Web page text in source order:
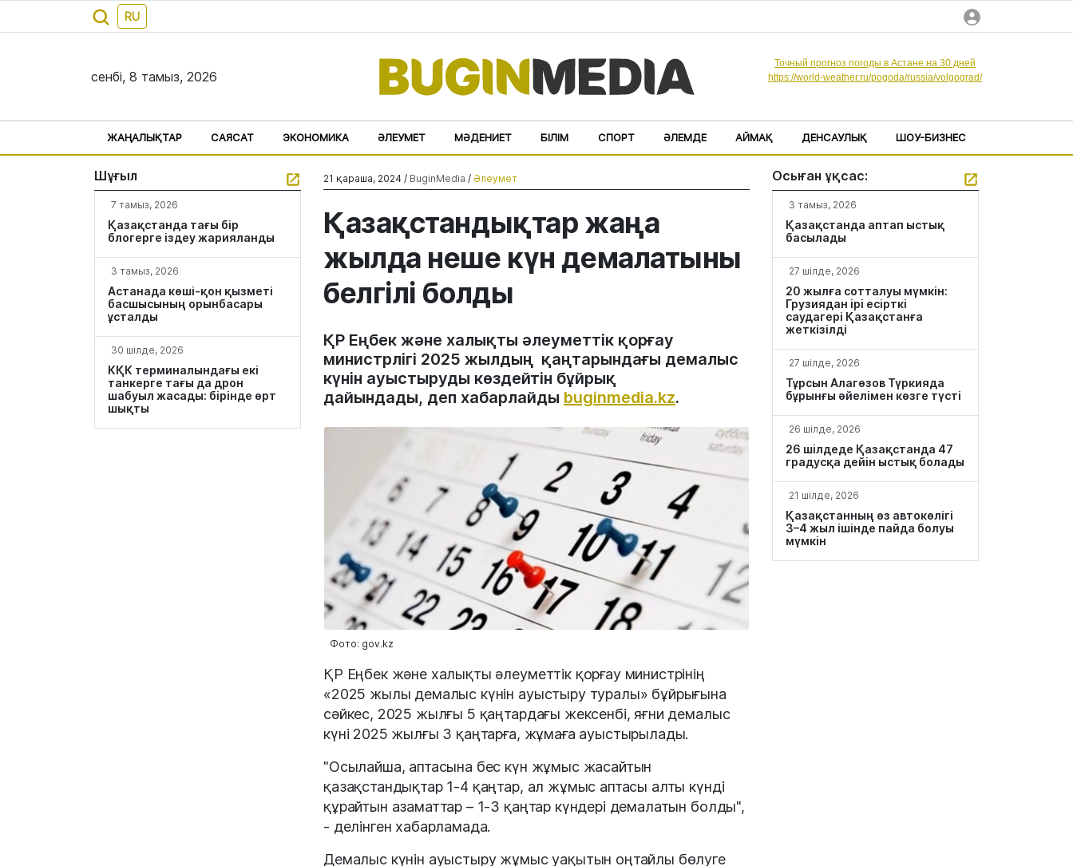
RU
сенбі, 8 тамыз, 2026
Точный прогноз погоды в Астане на 30 дней
https://world-weather.ru/pogoda/russia/volgograd/
ЖАҢАЛЫҚТАР САЯСАТ ЭКОНОМИКА ӘЛЕУМЕТ МӘДЕНИЕТ БІЛІМ СПОРТ ӘЛЕМДЕ АЙМАҚ ДЕНСАУЛЫҚ ШОУ-БИЗНЕС
Шұғыл
7 тамыз, 2026
Қазақстанда тағы бір
блогерге іздеу жарияланды
3 тамыз, 2026
Астанада көші-қон қызметі
басшысының орынбасары
ұсталды
30 шілде, 2026
КҚК терминалындағы екі
танкерге тағы да дрон
шабуыл жасады: бірінде өрт
шықты
21 қараша, 2024 / BuginMedia / Әлеумет
Қазақстандықтар жаңа
жылда неше күн демалатыны
белгілі болды
ҚР Еңбек және халықты әлеуметтік қорғау
министрлігі 2025 жылдың қаңтарындағы демалыс
күнін ауыстыруды көздейтін бұйрық
дайындады, деп хабарлайды buginmedia.kz.
Фото: gov.kz
ҚР Еңбек және халықты әлеуметтік қорғау министрінің
«2025 жылы демалыс күнін ауыстыру туралы» бұйрығына
сәйкес, 2025 жылғы 5 қаңтардағы жексенбі, яғни демалыс
күні 2025 жылғы 3 қаңтарға, жұмаға ауыстырылады.
"Осылайша, аптасына бес күн жұмыс жасайтын
қазақстандықтар 1-4 қаңтар, ал жұмыс аптасы алты күнді
құрайтын азаматтар – 1-3 қаңтар күндері демалатын болды",
- делінген хабарламада.
Демалыс күнін ауыстыру жұмыс уақытын оңтайлы бөлуге
Осыған ұқсас:
3 тамыз, 2026
Қазақстанда аптап ыстық
басылады
27 шілде, 2026
20 жылға сотталуы мүмкін:
Грузиядан ірі есірткі
саудагері Қазақстанға
жеткізілді
27 шілде, 2026
Тұрсын Алагөзов Түркияда
бұрынғы әйелімен көзге түсті
26 шілде, 2026
26 шілдеде Қазақстанда 47
градусқа дейін ыстық болады
21 шілде, 2026
Қазақстанның өз автокөлігі
3–4 жыл ішінде пайда болуы
мүмкін